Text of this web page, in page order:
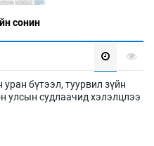
сонин
уран бүтээл, туурвил зүйн
улсын судлаачид хэлэлцлээ